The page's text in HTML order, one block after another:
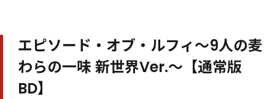
エピソード・オブ・ルフィ～9人の麦
わらの一味 新世界Ver.～【通常版
BD】